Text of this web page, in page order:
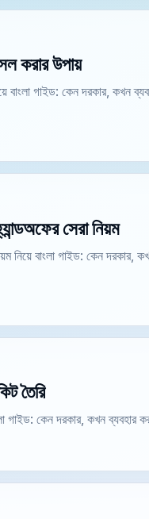
করার উপায়
বাংলা গাইড: কেন দরকার, কখন
সেরা নিয়ম
নিয়ে বাংলা গাইড: কেন
তৈরি
গাইড: কেন দরকার, কখন